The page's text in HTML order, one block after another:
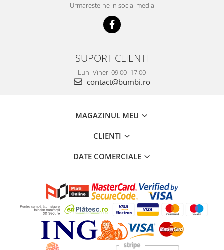
Urmareste-ne in social media
SUPORT CLIENTI
Luni-Vineri 09:00 -17:00
contact@bumbi.ro
MAGAZINUL MEU
CLIENTI
DATE COMERCIALE